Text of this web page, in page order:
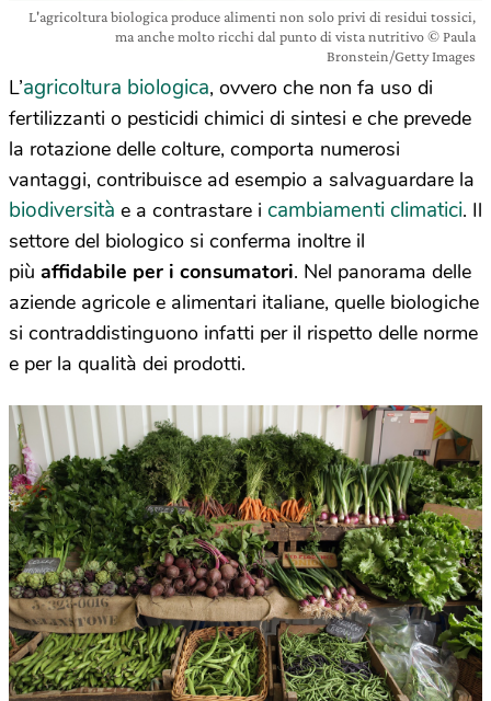
L'agricoltura biologica produce alimenti non solo privi di residui tossici,
ma anche molto ricchi dal punto di vista nutritivo © Paula
Bronstein/Getty Images
L’agricoltura biologica, ovvero che non fa uso di
fertilizzanti o pesticidi chimici di sintesi e che prevede
la rotazione delle colture, comporta numerosi
vantaggi, contribuisce ad esempio a salvaguardare la
biodiversità e a contrastare i cambiamenti climatici. Il
settore del biologico si conferma inoltre il
più affidabile per i consumatori. Nel panorama delle
aziende agricole e alimentari italiane, quelle biologiche
si contraddistinguono infatti per il rispetto delle norme
e per la qualità dei prodotti.